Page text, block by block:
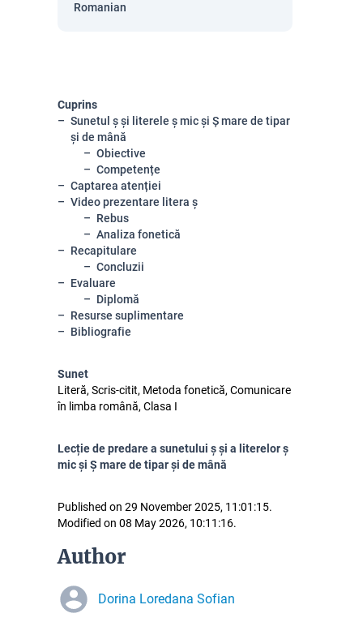
Romanian
Cuprins
Sunetul ș și literele ș mic și Ș mare de tipar
și de mână
Obiective
Competențe
Captarea atenției
Video prezentare litera ș
Rebus
Analiza fonetică
Recapitulare
Concluzii
Evaluare
Diplomă
Resurse suplimentare
Bibliografie
Sunet
Literă, Scris-citit, Metoda fonetică, Comunicare
în limba română, Clasa I
Lecție de predare a sunetului ș și a literelor ș
mic și Ș mare de tipar și de mână
Published on 29 November 2025, 11:01:15.
Modified on 08 May 2026, 10:11:16.
Author
Dorina Loredana Sofian